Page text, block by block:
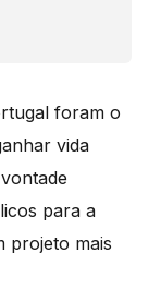
foram o
vida
para a
projeto mais